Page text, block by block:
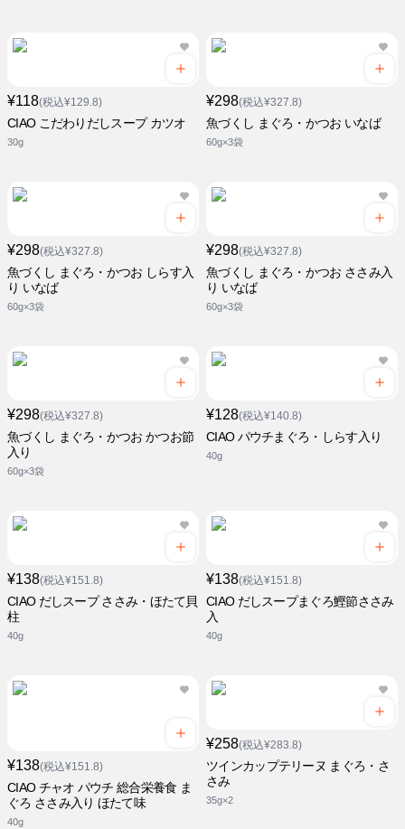
¥118(税込¥129.8)
CIAO こだわりだしスープ カツオ
30g
¥298(税込¥327.8)
魚づくし まぐろ・かつお いなば
60g×3袋
¥298(税込¥327.8)
魚づくし まぐろ・かつお しらす入
り いなば
60g×3袋
¥298(税込¥327.8)
魚づくし まぐろ・かつお ささみ入
り いなば
60g×3袋
¥298(税込¥327.8)
魚づくし まぐろ・かつお かつお節
入り
60g×3袋
¥128(税込¥140.8)
CIAO パウチまぐろ・しらす入り
40g
¥138(税込¥151.8)
CIAO だしスープ ささみ・ほたて貝
柱
40g
¥138(税込¥151.8)
CIAO だしスープまぐろ鰹節ささみ
入
40g
¥138(税込¥151.8)
CIAO チャオ パウチ 総合栄養食 ま
ぐろ ささみ入り ほたて味
40g
¥258(税込¥283.8)
ツインカップテリーヌ まぐろ・さ
さみ
35g×2